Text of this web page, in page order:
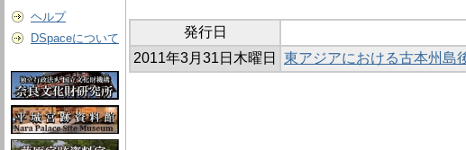
ヘルプ
DSpaceについて
発行日
2011年3月31日木曜日
東アジアにおける古本州島